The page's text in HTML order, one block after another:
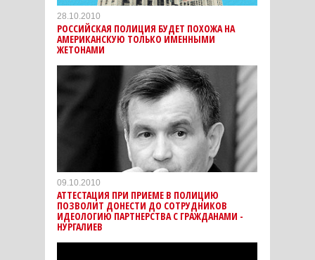
28.10.2010
РОССИЙСКАЯ ПОЛИЦИЯ БУДЕТ ПОХОЖА НА
АМЕРИКАНСКУЮ ТОЛЬКО ИМЕННЫМИ
ЖЕТОНАМИ
09.10.2010
АТТЕСТАЦИЯ ПРИ ПРИЕМЕ В ПОЛИЦИЮ
ПОЗВОЛИТ ДОНЕСТИ ДО СОТРУДНИКОВ
ИДЕОЛОГИЮ ПАРТНЕРСТВА С ГРАЖДАНАМИ -
НУРГАЛИЕВ